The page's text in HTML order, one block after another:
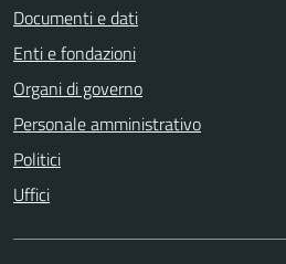
Documenti e dati
Enti e fondazioni
Organi di governo
Personale amministrativo
Politici
Uffici